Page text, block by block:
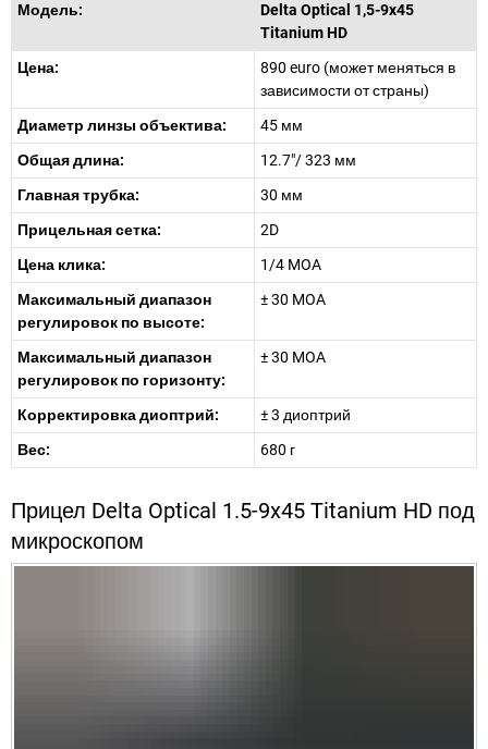
Модель:
Delta Optical 1,5-9x45
Titanium HD
Цена:
890 euro (может меняться в
зависимости от страны)
Диаметр линзы объектива:
45 мм
Общая длина:
12.7"/ 323 мм
Главная трубка:
30 мм
Прицельная сетка:
2D
Цена клика:
1/4 MOA
Максимальный диапазон
регулировок по высоте:
± 30 MOA
Максимальный диапазон
регулировок по горизонту:
± 30 MOA
Корректировка диоптрий:
± 3 диоптрий
Вес:
680 г
Прицел Delta Optical 1.5-9x45 Titanium HD под
микроскопом